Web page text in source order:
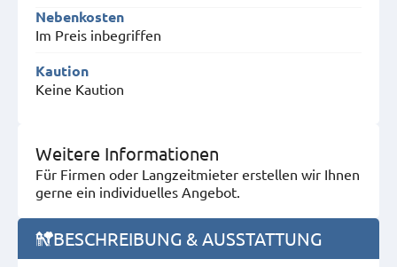
Nebenkosten
Im Preis inbegriffen
Kaution
Keine Kaution
Weitere Informationen
Für Firmen oder Langzeitmieter erstellen wir Ihnen
gerne ein individuelles Angebot.
BESCHREIBUNG & AUSSTATTUNG